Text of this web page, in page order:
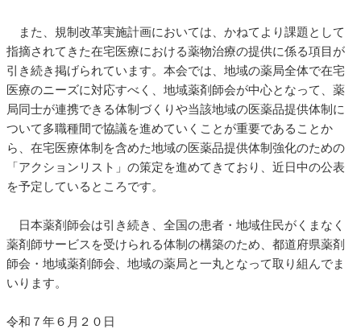
また、規制改革実施計画においては、かねてより課題として
指摘されてきた在宅医療における薬物治療の提供に係る項目が
引き続き掲げられています。本会では、地域の薬局全体で在宅
医療のニーズに対応すべく、地域薬剤師会が中心となって、薬
局同士が連携できる体制づくりや当該地域の医薬品提供体制に
ついて多職種間で協議を進めていくことが重要であることか
ら、在宅医療体制を含めた地域の医薬品提供体制強化のための
「アクションリスト」の策定を進めてきており、近日中の公表
を予定しているところです。
日本薬剤師会は引き続き、全国の患者・地域住民がくまなく
薬剤師サービスを受けられる体制の構築のため、都道府県薬剤
師会・地域薬剤師会、地域の薬局と一丸となって取り組んでま
いります。
令和７年６月２０日